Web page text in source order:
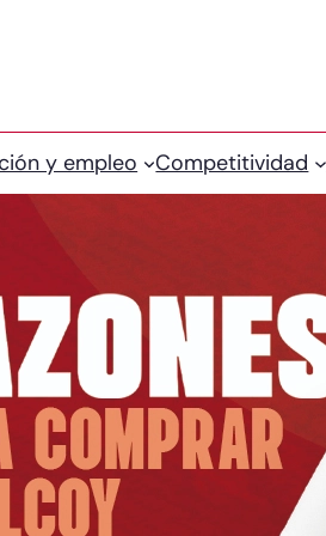
y empleo Competitividad